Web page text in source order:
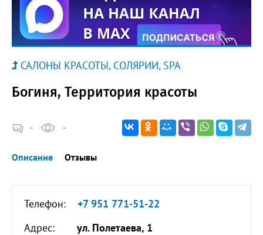
САЛОНЫ КРАСОТЫ, СОЛЯРИИ, SPA
Богиня, Территория красоты
- -
Описание Отзывы
Телефон:
+7 951 771-51-22
Адрес:
ул. Полетаева, 1